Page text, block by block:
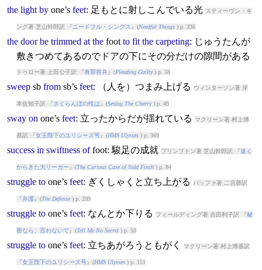
the light byone’s feet: 足もとに射しこんでいる光 スティーヴン・キ
ング著 芝山幹郎訳 『 ニードフル・シングス 』(Needful Things) p. 336
the door be trimmed at the foot to fit the carpeting: じゅうたんが
敷きつめてあるのでドアの下にその分だけの隙間がある
トゥロー著 上田公子訳 『有罪答弁』(Pleading Guilty) p. 58
sweepsb fromsb’s feet: （人を）つまみ上げる ウィンターソン著 岸
本佐知子訳 『さくらんぼの性は 』(Sexing The Cherry) p. 49
sway on one’s feet: 立ったからだが揺れている マクリーン著 村上博
基訳 『女王陛下のユリシーズ号』(HMS Ulysses) p. 369
success in swiftness of foot: 駿足の成就 プリンプトン著 芝山幹郎訳 『遠く
からきた大リーガー 』(The Curious Case of Sidd Finch) p. 84
struggle toone’s feet: ぎくしゃくと立ち上がる バッファ著 二宮磬訳
『弁護』(The Defense) p. 209
struggle toone’s feet: なんとか下りる フィールディング著 吉田利子訳 『秘
密なら、言わないで』(Tell Me No Secret) p. 50
struggle toone’s feet: 立ちあがろうともがく マクリーン著 村上博基訳
『女王陛下のユリシーズ号』(HMS Ulysses) p. 151